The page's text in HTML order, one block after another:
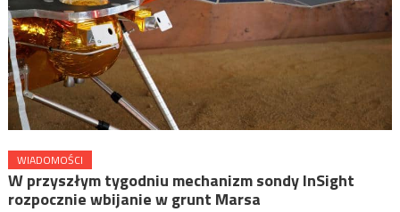
WIADOMOŚCI
W przyszłym tygodniu mechanizm sondy InSight
rozpocznie wbijanie w grunt Marsa